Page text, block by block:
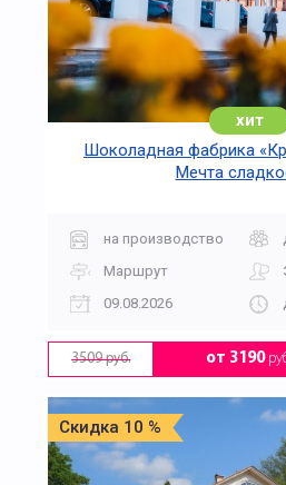
хит
Шоколадная фабрика
Мечта
на производство
Маршрут
09.08.2026
3509 руб. от 3190
Скидка 10 %